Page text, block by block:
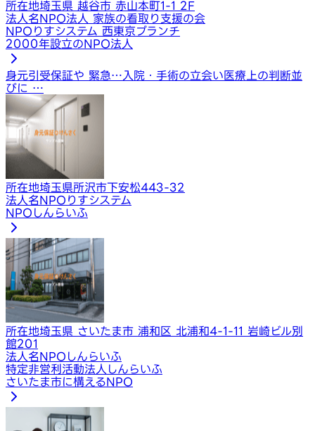
所在地埼玉県 越谷市 赤山本町1-1 2F
法人名NPO法人 家族の看取り支援の会
NPOりすシステム 西東京ブランチ
2000年設立のNPO法人
身元引受保証や 緊急… 入院・手術の立会い医療上の判断並
びに …
所在地埼玉県所沢市下安松443-32
法人名NPOりすシステム
NPOしんらいふ
所在地埼玉県 さいたま市 浦和区 北浦和4-1-11 岩崎ビル別
館201
法人名NPOしんらいふ
特定非営利活動法人しんらいふ
さいたま市に構えるNPO